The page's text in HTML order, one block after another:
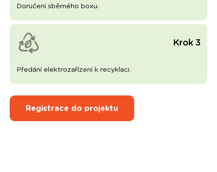
Doručení sběrného boxu.
Krok 3
Předání elektrozařízení k recyklaci.
Registrace do projektu